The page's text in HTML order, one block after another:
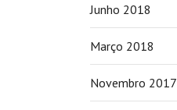
Junho 2018
Março 2018
Novembro 2017